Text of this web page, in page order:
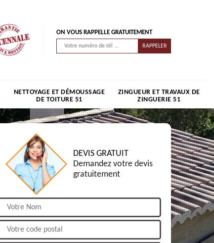
ON VOUS RAPPELLE GRATUITEMENT
NETTOYAGE ET DÉMOUSSAGE
DE TOITURE 51
ZINGUEUR ET TRAVAUX DE
ZINGUERIE 51
DEVIS GRATUIT
Demandez votre devis
gratuitement